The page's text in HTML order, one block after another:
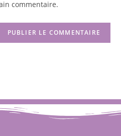
commentaire.